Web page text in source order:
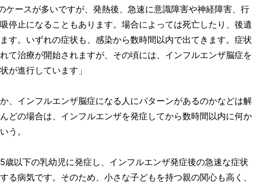
ケースが多いですが、発熱後、急速に意識障害や神経障害、行
停止になることもあります。場合によっては死亡したり、後遺
す。いずれの症状も、感染から数時間以内で出てきます。症状
て治療が開始されますが、その頃には、インフルエンザ脳症を
が進行しています」
、インフルエンザ脳症になる人にパターンがあるのかなどは解
どの場合は、インフルエンザを発症してから数時間以内に何か
う。
歳以下の乳幼児に発症し、インフルエンザ発症後の急速な症状
る病気です。そのため、小さな子どもを持つ親の関心も高く、